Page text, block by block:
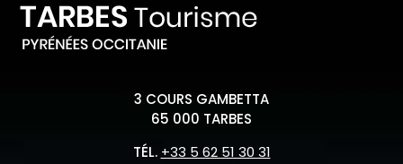
3 COURS GAMBETTA
65 000 TARBES
TÉL. +33 5 62 51 30 31